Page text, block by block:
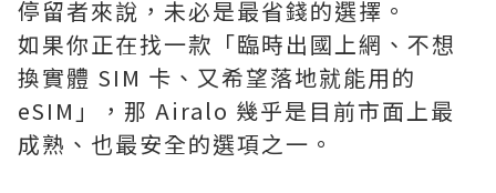
停留者來說，未必是最省錢的選擇。
如果你正在找一款「臨時出國上網、不想
換實體 SIM 卡、又希望落地就能用的
eSIM」，那 Airalo 幾乎是目前市面上最
成熟、也最安全的選項之一。